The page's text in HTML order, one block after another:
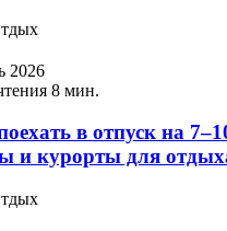
2026
8 мин.
в отпуск на
и курорты для